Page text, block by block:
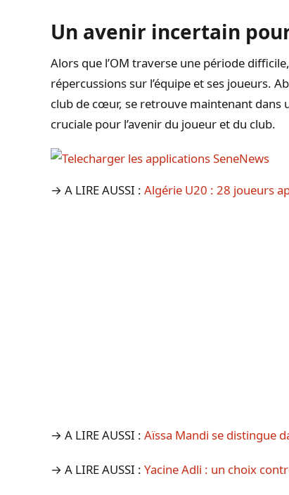
Un avenir incertain
Alors que l’OM traverse une période
répercussions sur l’équipe et ses joueurs.
club de cœur, se retrouve maintenant dans
cruciale pour l’avenir du joueur et du club.
→ A LIRE AUSSI : Algérie U20 : 28 joueurs
→ A LIRE AUSSI : Aïssa Mandi se distingue
→ A LIRE AUSSI : Yacine Adli : un choix